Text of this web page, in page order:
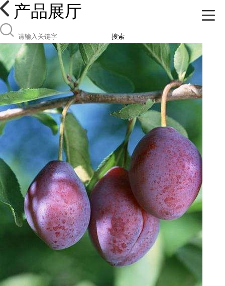
产品展厅
搜索